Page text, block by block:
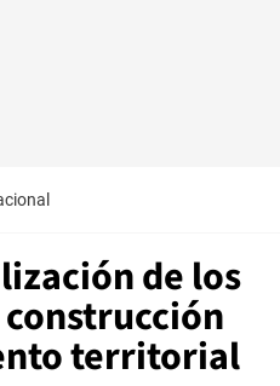
de los
territorial